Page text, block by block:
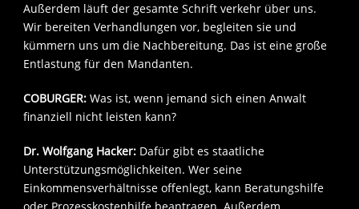
Außerdem läuft der gesamte Schrift verkehr über uns.
Wir bereiten Verhandlungen vor, begleiten sie und
kümmern uns um die Nachbereitung. Das ist eine große
Entlastung für den Mandanten.
COBURGER: Was ist, wenn jemand sich einen Anwalt
finanziell nicht leisten kann?
Dr. Wolfgang Hacker: Dafür gibt es staatliche
Unterstützungsmöglichkeiten. Wer seine
Einkommensverhältnisse offenlegt, kann Beratungshilfe